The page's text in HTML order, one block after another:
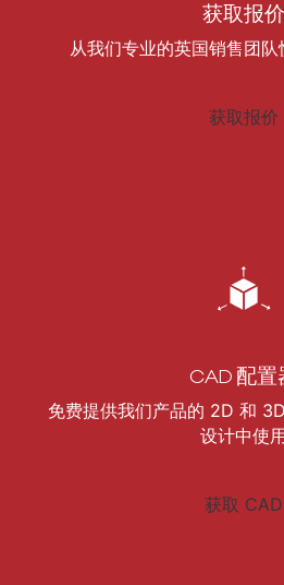
获取报价
从我们专业的英国销售团
获取报价
CAD 配置
免费提供我们产品的 2D 和
设计中使
获取 CAD